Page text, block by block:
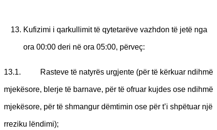
Kufizimi i qarkullimit të qytetarëve vazhdon të jetë nga
ora 00:00 deri në ora 05:00, përveç:
13.1. Rasteve të natyrës urgjente (për të kërkuar ndihmë
mjekësore, blerje të barnave, për të ofruar kujdes ose ndihmë
mjekësore, për të shmangur dëmtimin ose për t’i shpëtuar një
rreziku lëndimi);